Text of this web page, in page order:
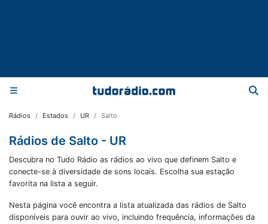
Rádios Estados UR Salto
Rádios de Salto - UR
Descubra no Tudo Rádio as rádios ao vivo que definem Salto e
conecte-se à diversidade de sons locais. Escolha sua estação
favorita na lista a seguir.
Nesta página você encontra a lista atualizada das rádios de Salto
disponíveis para ouvir ao vivo, incluindo frequência, informações da